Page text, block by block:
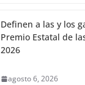
Definen a las y los
Premio Estatal de
2026
agosto 6, 2026